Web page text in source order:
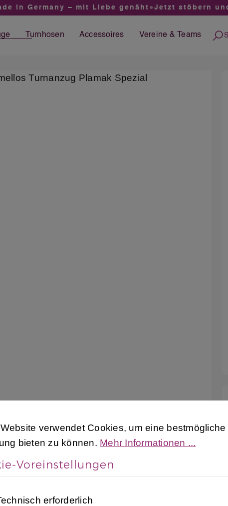
in Germany – mit Liebe genäht●Jetzt stöbern und
Turnhosen Accessoires Vereine & Teams
Website verwendet Cookies, um eine
verwendet Cookies, um eine bestmögliche
bieten zu können. Mehr Informationen ...
Voreinstellungen
erforderlich